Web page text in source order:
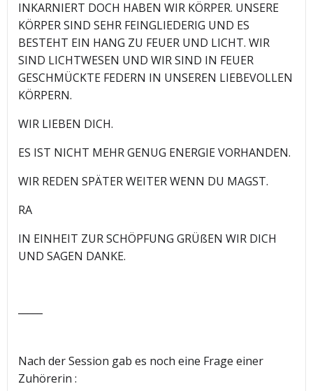
INKARNIERT DOCH HABEN WIR KÖRPER. UNSERE
KÖRPER SIND SEHR FEINGLIEDERIG UND ES
BESTEHT EIN HANG ZU FEUER UND LICHT. WIR
SIND LICHTWESEN UND WIR SIND IN FEUER
GESCHMÜCKTE FEDERN IN UNSEREN LIEBEVOLLEN
KÖRPERN.
WIR LIEBEN DICH.
ES IST NICHT MEHR GENUG ENERGIE VORHANDEN.
WIR REDEN SPÄTER WEITER WENN DU MAGST.
RA
IN EINHEIT ZUR SCHÖPFUNG GRÜßEN WIR DICH
UND SAGEN DANKE.
Nach der Session gab es noch eine Frage einer
Zuhörerin :